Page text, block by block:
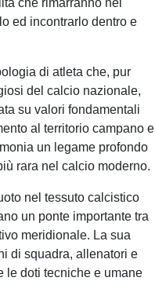
che rimarranno nel
ed incontrarlo dentro e
di atleta che, pur
del calcio nazionale,
su valori fondamentali
al territorio campano e
un legame profondo
rara nel calcio moderno.
nel tessuto calcistico
un ponte importante tra
meridionale. La sua
di squadra, allenatori e
le doti tecniche e umane